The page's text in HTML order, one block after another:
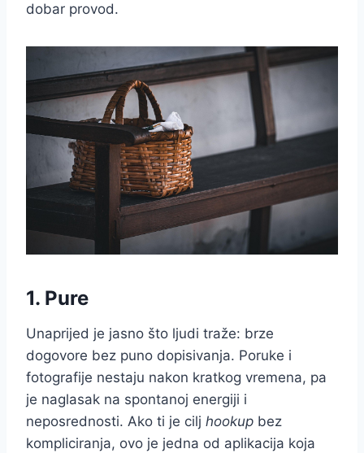
dobar provod.
1. Pure
Unaprijed je jasno što ljudi traže: brze
dogovore bez puno dopisivanja. Poruke i
fotografije nestaju nakon kratkog vremena, pa
je naglasak na spontanoj energiji i
neposrednosti. Ako ti je cilj hookup bez
kompliciranja, ovo je jedna od aplikacija koja